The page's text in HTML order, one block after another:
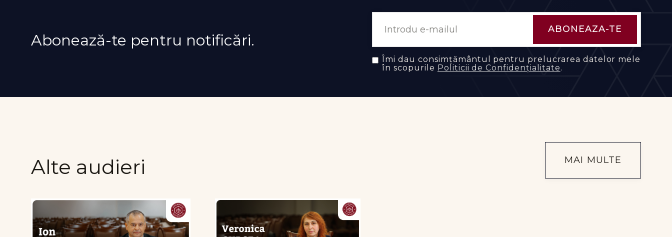
Abonează-te pentru notificări.
Îmi dau consimțământul pentru prelucrarea datelor mele
în scopurile Politicii de Confidențialitate.
Alte audieri MAI MULTE